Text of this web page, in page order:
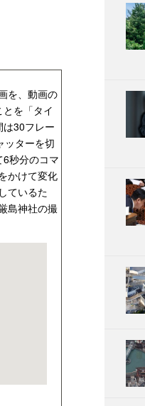
を、動画の
を「タイ
は30フレー
ッターを切
秒分のコマ
かけて変化
ているた
島神社の撮